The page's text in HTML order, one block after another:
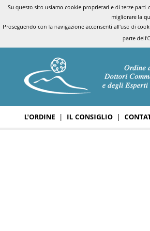
Su questo sito usiamo cookie proprietari e di terze
migliorare la
Proseguendo con la navigazione acconsenti all'uso di
parte
L'ORDINE | IL CONSIGLIO |